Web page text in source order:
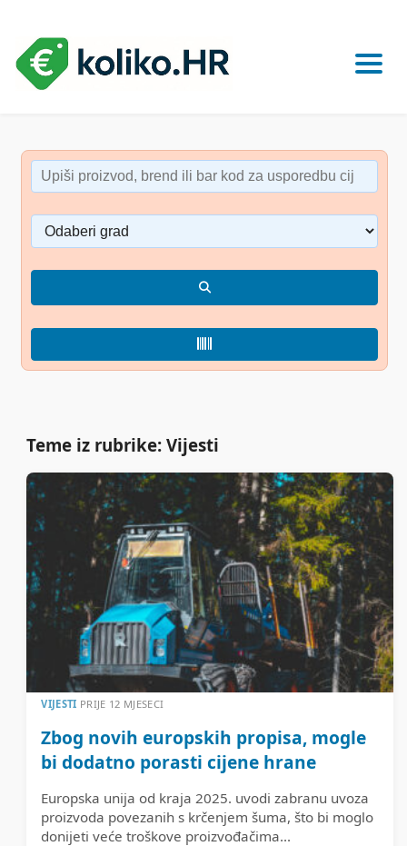
Teme iz rubrike: Vijesti
VIJESTI PRIJE 12 MJESECI
Zbog novih europskih propisa, mogle
bi dodatno porasti cijene hrane
Europska unija od kraja 2025. uvodi zabranu uvoza
proizvoda povezanih s krčenjem šuma, što bi moglo
donijeti veće troškove proizvođačima...